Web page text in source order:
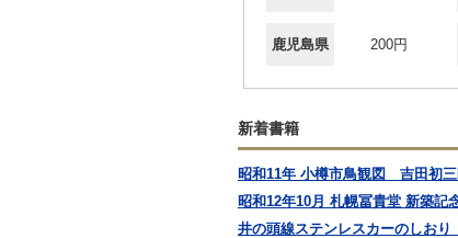
鹿児島県 200円
新着書籍
昭和11年 小樽市鳥観図 吉田初
昭和12年10月 札幌冨貴堂 新築記
井の頭線ステンレスカーのしお